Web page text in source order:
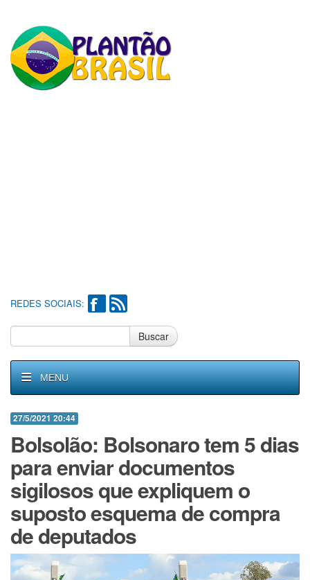
REDES SOCIAIS:
Buscar
MENU
27/5/2021 20:44
Bolsolão: Bolsonaro tem 5 dias
para enviar documentos
sigilosos que expliquem o
suposto esquema de compra
de deputados